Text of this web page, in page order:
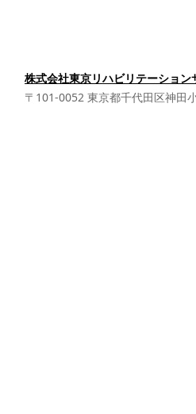
株式会社東京リハビリテーション
〒101-0052 東京都千代田区神田